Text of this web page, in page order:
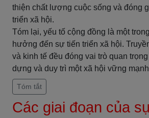
thiện chất lượng cuộc sống và đóng
triển xã hội.
Tóm lại, yếu tố cộng đồng là một
hưởng đến sự tiến triển xã hội.
và kinh tế đều đóng vai trò quan
dựng và duy trì một xã hội vững
Tóm tắt
Các giai đoạn của